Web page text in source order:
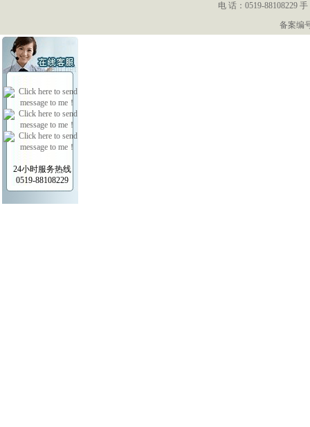
电 话：0519-88108229
备案编
24小时服务热线
0519-88108229